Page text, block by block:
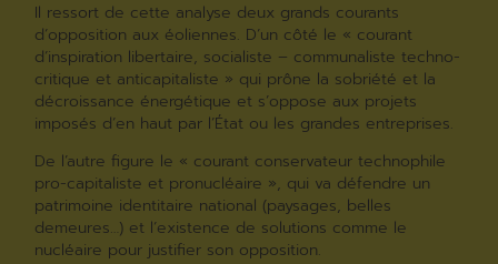
Il ressort de cette analyse deux grands courants
d’opposition aux éoliennes. D’un côté le « courant
d’inspiration libertaire, socialiste – communaliste techno-
critique et anticapitaliste » qui prône la sobriété et la
décroissance énergétique et s’oppose aux projets
imposés d’en haut par l’État ou les grandes entreprises.
De l’autre figure le « courant conservateur technophile
pro-capitaliste et pronucléaire », qui va défendre un
patrimoine identitaire national (paysages, belles
demeures…) et l’existence de solutions comme le
nucléaire pour justifier son opposition.